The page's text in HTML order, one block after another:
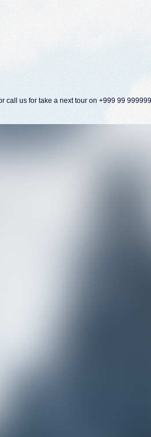
call us for take a next tour on +999 99 999999